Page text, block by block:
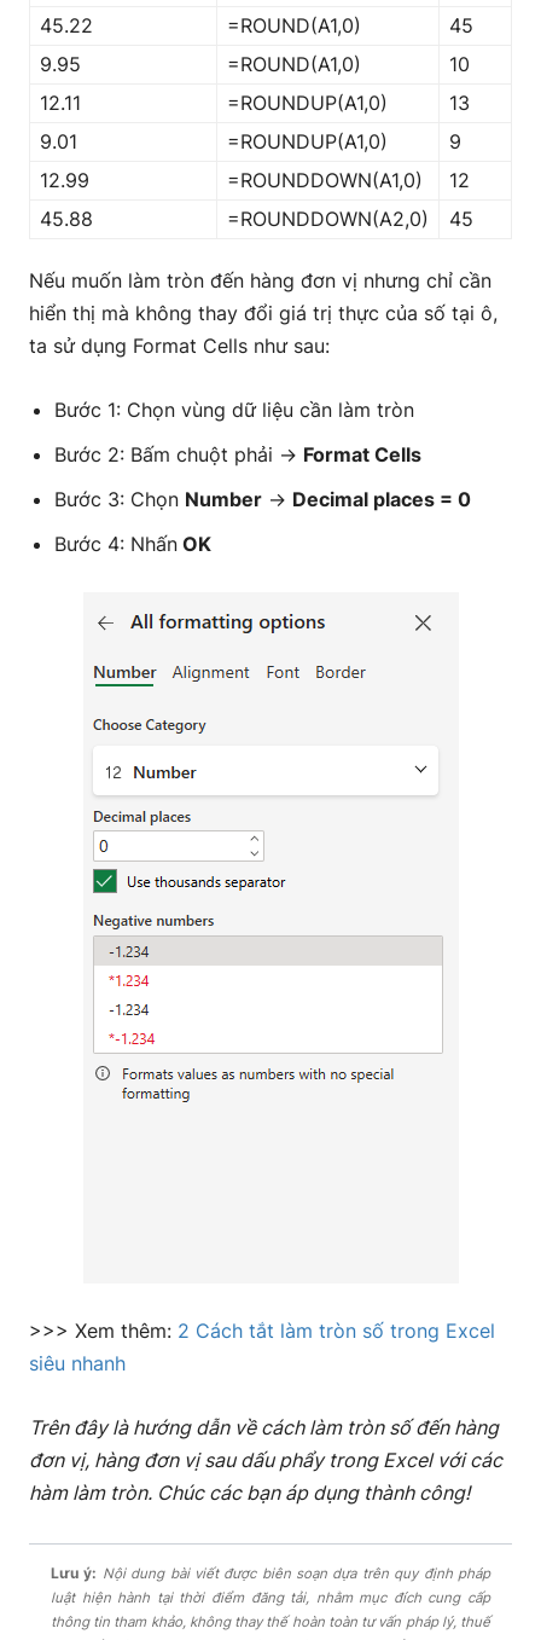
45.22
=ROUND(A1,0)
45
9.95
=ROUND(A1,0)
10
12.11
=ROUNDUP(A1,0)
13
9.01
=ROUNDUP(A1,0)
9
12.99
=ROUNDDOWN(A1,0)
12
45.88
=ROUNDDOWN(A2,0) 45
Nếu muốn làm tròn đến hàng đơn vị nhưng chỉ cần
hiển thị mà không thay đổi giá trị thực của số tại ô,
ta sử dụng Format Cells như sau:
Bước 1: Chọn vùng dữ liệu cần làm tròn
Bước 2: Bấm chuột phải → Format Cells
Bước 3: Chọn Number → Decimal places = 0
Bước 4: Nhấn OK
>>> Xem thêm: 2 Cách tắt làm tròn số trong Excel
siêu nhanh
Trên đây là hướng dẫn về cách làm tròn số đến hàng
đơn vị, hàng đơn vị sau dấu phẩy trong Excel với các
hàm làm tròn. Chúc các bạn áp dụng thành công!
Lưu ý: Nội dung bài viết được biên soạn dựa trên quy định pháp
luật hiện hành tại thời điểm đăng tải, nhằm mục đích cung cấp
thông tin tham khảo, không thay thế hoàn toàn tư vấn pháp lý, thuế